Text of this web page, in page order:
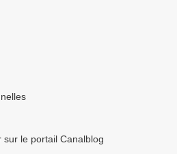
sur le portail Canalblog